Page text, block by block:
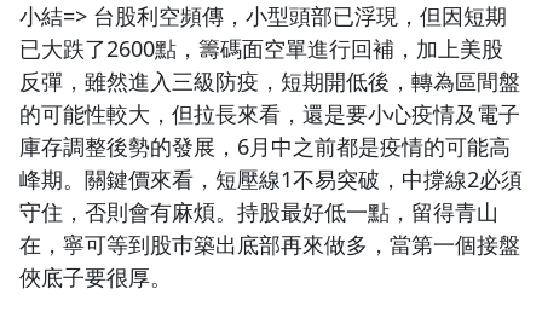
小結=> 台股利空頻傳 ，小型頭部已浮現 ，但因短期
已大跌了2600點，籌碼面空單進行回補，加上美股
反彈，雖然進入三級防疫，短期開低後，轉為區間盤
的可能性較大，但拉長來看，還是要小心疫情及電子
庫存調整後勢的發展，6月中之前都是疫情的可能高
峰期。關鍵價來看，短壓線1不易突破，中撐線2必須
守住，否則會有麻煩。持股最好低一點，留得青山
在，寧可等到股巿築出底部再來做多，當第一個接盤
俠底子要很厚。